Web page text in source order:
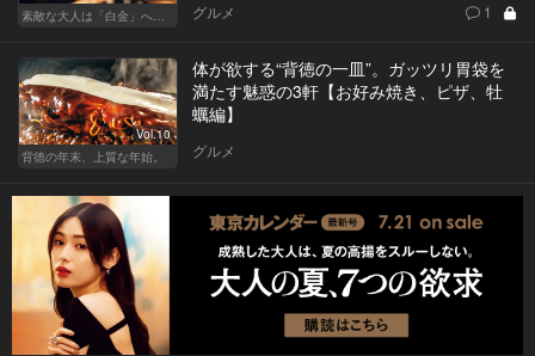
グルメ 1
Vol.10
背徳の年末、上質な年始。
体が欲する“背徳の一皿”。ガッツリ胃袋を
満たす魅惑の3軒【お好み焼き、ピザ、牡
蠣編】
グルメ